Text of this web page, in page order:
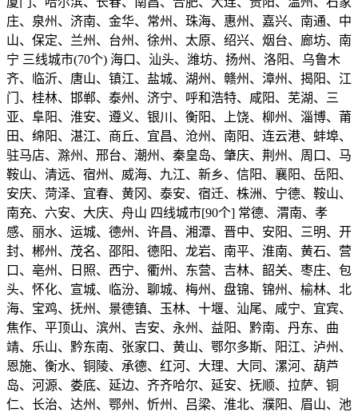
庄、泉州、济南、金华、常州、珠海、惠州、嘉兴、南通、中
山、保定、兰州、台州、徐州、太原、绍兴、烟台、廊坊、南
宁 三线城市(70个) 海口、汕头、潍坊、扬州、洛阳、乌鲁木
齐、临沂、唐山、镇江、盐城、湖州、赣州、漳州、揭阳、江
门、桂林、邯郸、泰州、济宁、呼和浩特、咸阳、芜湖、三
亚、阜阳、淮安、遵义、银川、衡阳、上饶、柳州、淄博、莆
田、绵阳、湛江、商丘、宜昌、沧州、南阳、连云港、蚌埠、
驻马店、滁州、邢台、潮州、秦皇岛、肇庆、荆州、周口、马
鞍山、清远、宿州、威海、九江、新乡、信阳、襄阳、岳阳、
安庆、菏泽、宜春、黄冈、泰安、宿迁、株洲、宁德、鞍山、
南充、六安、大庆、舟山 四线城市[90个] 常德、渭南、孝
感、丽水、运城、德州、许昌、湘潭、晋中、安阳、三明、开
封、郴州、茂名、邵阳、德阳、龙岩、南平、淮南、黄石、营
口、亳州、日照、西宁、衢州、东营、吉林、韶关、枣庄、包
头、怀化、宣城、临汾、聊城、梅州、盘锦、锦州、榆林、北
海、宝鸡、抚州、景德镇、玉林、十堰、汕尾、咸宁、宜宾、
焦作、平顶山、滨州、吉安、永州、益阳、黔南、丹东、曲
靖、乐山、黔东南、张家口、黄山、鄂尔多斯、阳江、泸州、
恩施、衡水、铜陵、承德、红河、大理、大同、漯河、葫芦
岛、河源、娄底、延边、齐齐哈尔、延安、抚顺、拉萨、铜
仁、长治、达州、鄂州、忻州、吕梁、淮北、濮阳、眉山、池